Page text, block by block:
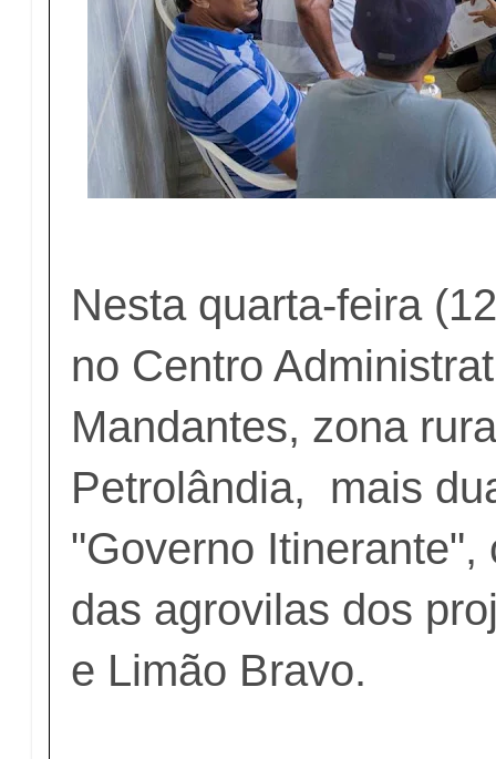
Nesta quarta-feira
no Centro
Mandantes, zona
Petrolândia, mais
"Governo Itinerante",
das agrovilas dos
e Limão Bravo.